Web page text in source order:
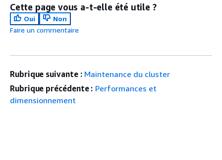
Cette page vous a-t-elle été utile ?
Oui
Non
Faire un commentaire
Rubrique suivante : Maintenance du cluster
Rubrique précédente : Performances et
dimensionnement